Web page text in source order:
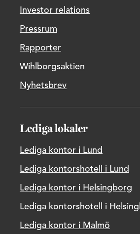
Investor relations
Pressrum
Rapporter
Wihlborgsaktien
Nyhetsbrev
Lediga lokaler
Lediga kontor i Lund
Lediga kontorshotell i Lund
Lediga kontor i Helsingborg
Lediga kontorshotell i
Lediga kontor i Malmö